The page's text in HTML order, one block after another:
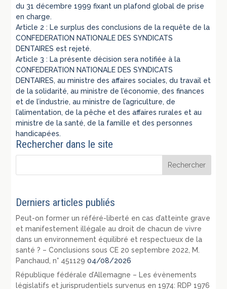
du 31 décembre 1999 fixant un plafond global de prise
en charge.
Article 2 : Le surplus des conclusions de la requête de la
CONFEDERATION NATIONALE DES SYNDICATS
DENTAIRES est rejeté.
Article 3 : La présente décision sera notifiée à la
CONFEDERATION NATIONALE DES SYNDICATS
DENTAIRES, au ministre des affaires sociales, du travail et
de la solidarité, au ministre de l’économie, des finances
et de l’industrie, au ministre de l’agriculture, de
l’alimentation, de la pêche et des affaires rurales et au
ministre de la santé, de la famille et des personnes
handicapées.
Rechercher dans le site
Derniers articles publiés
Peut-on former un référé-liberté en cas d’atteinte grave
et manifestement illégale au droit de chacun de vivre
dans un environnement équilibré et respectueux de la
santé ? – Conclusions sous CE 20 septembre 2022, M.
Panchaud, n° 451129 04/08/2026
République fédérale d’Allemagne – Les évènements
législatifs et jurisprudentiels survenus en 1974: RDP 1976